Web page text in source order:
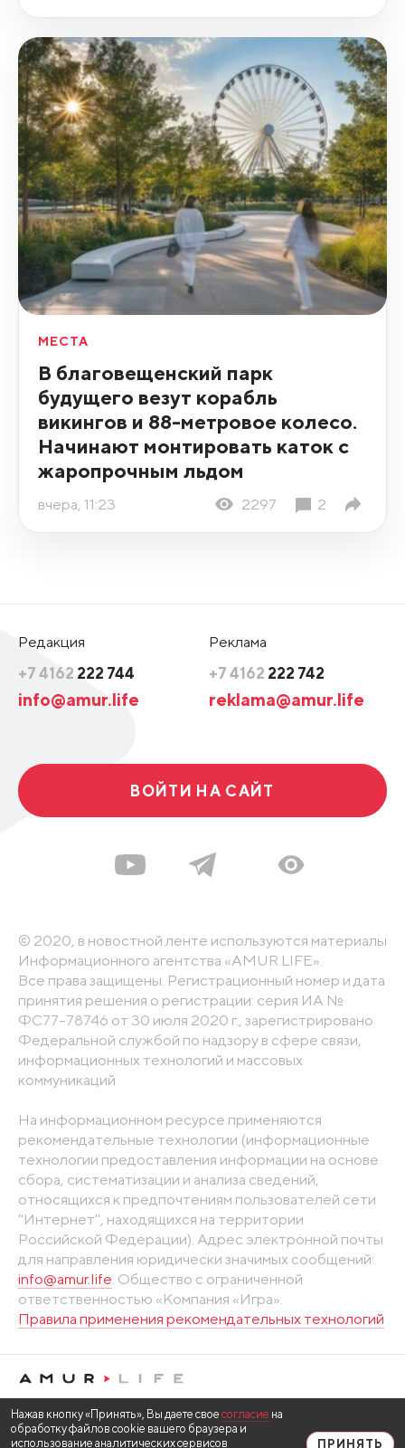
МЕСТА
В благовещенский парк
будущего везут корабль
викингов и 88-метровое колесо.
Начинают монтировать каток с
жаропрочным льдом
вчера, 11:23 2297 2
Редакция
+7 4162 222 744
info@amur.life
Реклама
+7 4162 222 742
reklama@amur.life
ВОЙТИ НА САЙТ
© 2020, в новостной ленте используются материалы
Информационного агентства «AMUR.LIFE».
Все права защищены. Регистрационный номер и дата
принятия решения о регистрации: серия ИА №
ФС77-78746 от 30 июля 2020 г., зарегистрировано
Федеральной службой по надзору в сфере связи,
информационных технологий и массовых
коммуникаций
На информационном ресурсе применяются
рекомендательные технологии (информационные
технологии предоставления информации на основе
сбора, систематизации и анализа сведений,
относящихся к предпочтениям пользователей сети
"Интернет", находящихся на территории
Российской Федерации). Адрес электронной почты
для направления юридически значимых сообщений:
info@amur.life . Общество с ограниченной
ответственностью «Компания «Игра».
Правила применения рекомендательных технологий
Нажав кнопку «Принять», Вы даете свое согласие на
обработку файлов cookie вашего браузера и
использование аналитических сервисов
ПРИНЯТЬ